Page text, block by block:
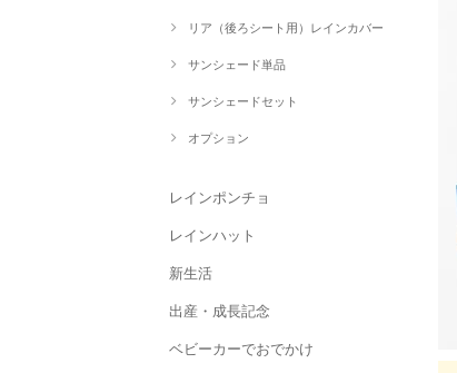
リア（後ろシート用）レインカバー
サンシェード単品
サンシェードセット
オプション
レインポンチョ
レインハット
新生活
出産・成長記念
ベビーカーでおでかけ